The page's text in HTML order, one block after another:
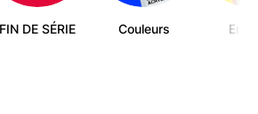
FIN DE SÉRIE Couleurs